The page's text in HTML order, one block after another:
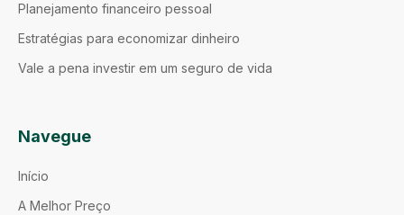
Planejamento financeiro pessoal
Estratégias para economizar dinheiro
Vale a pena investir em um seguro de vida
Navegue
Início
A Melhor Preço